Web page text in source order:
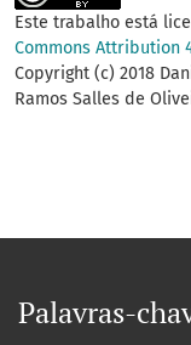
Este trabalho está
Commons Attribution
Copyright (c) 2018
Ramos Salles de
Palavras-